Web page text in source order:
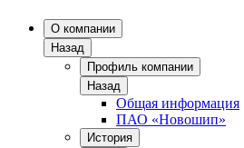
О компании
Назад
Профиль компании
Назад
Общая информация
ПАО «Новошип»
История